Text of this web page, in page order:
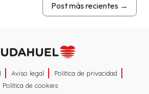
Post más recientes →
Aviso legal
Política de privacidad
Política de cookies